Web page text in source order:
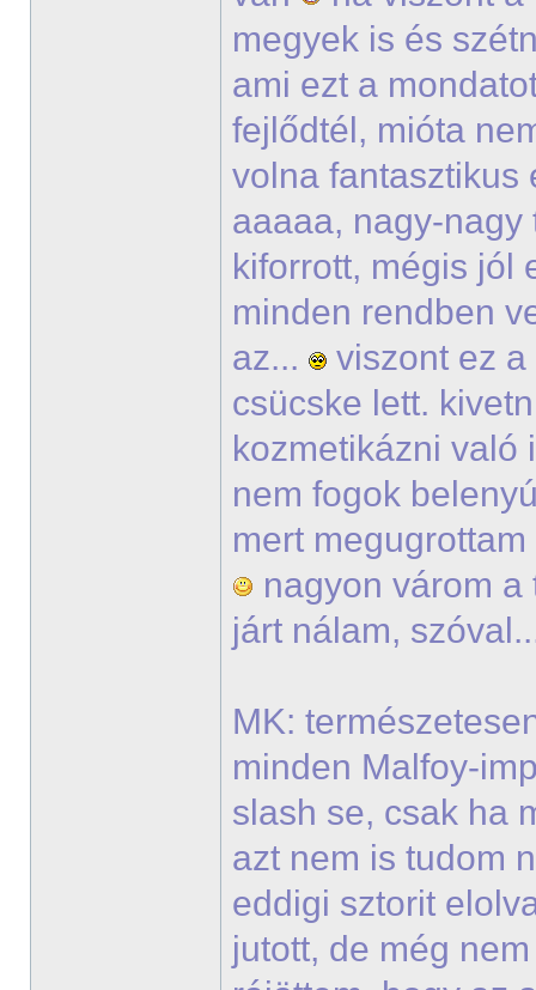
megyek is és
ami ezt a
fejlődtél, mióta
volna fantasztikus
aaaaa, nagy-nagy
kiforrott, mégis jól
minden rendben
az...
viszont ez
csücske lett.
kozmetikázni való
nem fogok
mert
nagyon várom
járt nálam,
MK:
minden Malfoy-
slash se, csak ha
azt nem is tudom
eddigi sztorit
jutott, de még